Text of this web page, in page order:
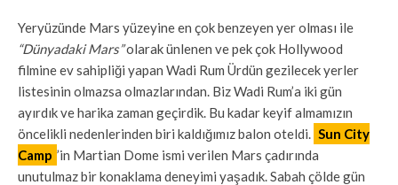
Yeryüzünde Mars yüzeyine en çok benzeyen yer olması ile
“Dünyadaki Mars”olarak ünlenen ve pek çok Hollywood
filmine ev sahipliği yapan Wadi Rum Ürdün gezilecek yerler
listesinin olmazsa olmazlarından. Biz Wadi Rum’a iki gün
ayırdık ve harika zaman geçirdik. Bu kadar keyif almamızın
öncelikli nedenlerinden biri kaldığımız balon oteldi.
Sun City
Camp ’in Martian Dome ismi verilen Mars çadırında
unutulmaz bir konaklama deneyimi yaşadık. Sabah çölde gün